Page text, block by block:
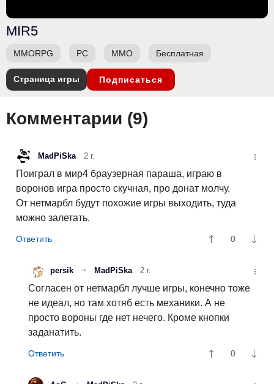
MIR5
MMORPG PC ММО Бесплатная
Страница игры Подписаться
Комментарии (9)
MadPiSka 2 г.
Поиграл в мир4 браузерная параша, играю в
воронов игра просто скучная, про донат молчу.
От нетмарбл будут похожие игры выходить, туда
можно залетать.
0
persik MadPiSka 2 г.
Согласен от нетмарбл лучше игры, конечно тоже
не идеал, но там хотяб есть механики. А не
просто вороны где нет нечего. Кроме кнопки
заданатить.
0